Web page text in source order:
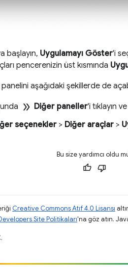
başlayın, Uygulamayı Göster'i
pencerenizin üst kısmında
panelini aşağıdaki şekillerde de
double_arrow Diğer paneller'i tıklayın
seçenekler > Diğer araçlar >
Bu size yardımcı oldu
Creative Commons Atıf 4.0 Lisansı
Site Politikaları'na göz atın.